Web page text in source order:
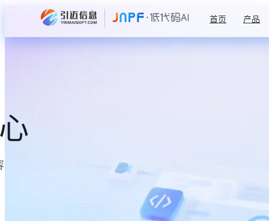
首页 产品